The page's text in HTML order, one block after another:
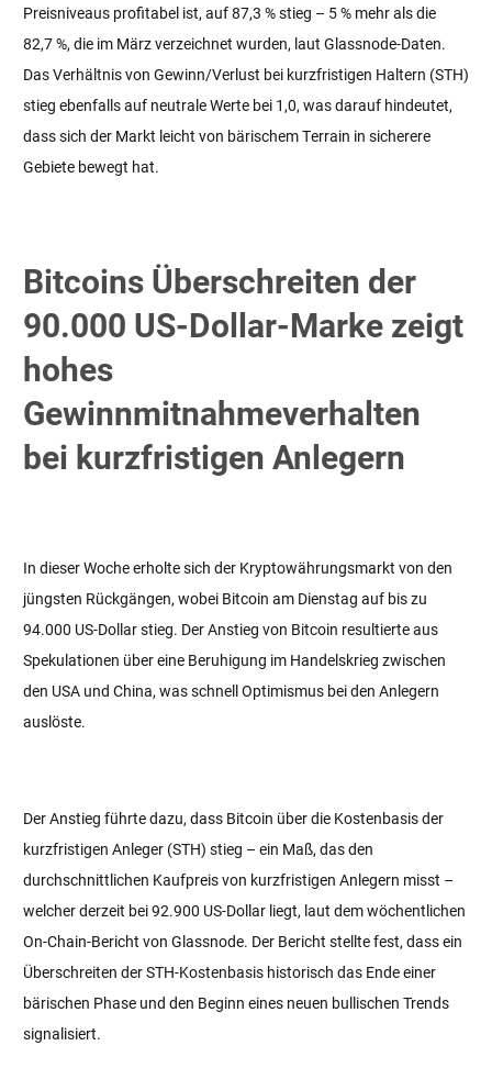
Preisniveaus profitabel ist, auf 87,3 % stieg – 5 % mehr als die
82,7 %, die im März verzeichnet wurden, laut Glassnode-Daten.
Das Verhältnis von Gewinn/Verlust bei kurzfristigen Haltern (STH)
stieg ebenfalls auf neutrale Werte bei 1,0, was darauf hindeutet,
dass sich der Markt leicht von bärischem Terrain in sicherere
Gebiete bewegt hat.
Bitcoins Überschreiten der
90.000 US-Dollar-Marke zeigt
hohes
Gewinnmitnahmeverhalten
bei kurzfristigen Anlegern
In dieser Woche erholte sich der Kryptowährungsmarkt von den
jüngsten Rückgängen, wobei Bitcoin am Dienstag auf bis zu
94.000 US-Dollar stieg. Der Anstieg von Bitcoin resultierte aus
Spekulationen über eine Beruhigung im Handelskrieg zwischen
den USA und China, was schnell Optimismus bei den Anlegern
auslöste.
Der Anstieg führte dazu, dass Bitcoin über die Kostenbasis der
kurzfristigen Anleger (STH) stieg – ein Maß, das den
durchschnittlichen Kaufpreis von kurzfristigen Anlegern misst –
welcher derzeit bei 92.900 US-Dollar liegt, laut dem wöchentlichen
On-Chain-Bericht von Glassnode. Der Bericht stellte fest, dass ein
Überschreiten der STH-Kostenbasis historisch das Ende einer
bärischen Phase und den Beginn eines neuen bullischen Trends
signalisiert.